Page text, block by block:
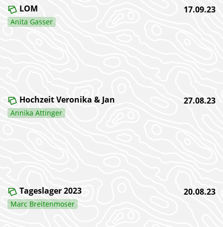
17.09.23
LOM
Anita Gasser
27.08.23
Hochzeit Veronika & Jan
Annika Attinger
20.08.23
Tageslager 2023
Marc Breitenmoser